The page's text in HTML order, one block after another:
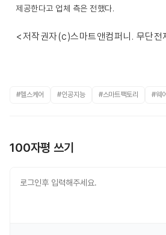
제공한다고 업체 측은 전했다.
<저작권자(c)스마트앤컴퍼니. 무단
#헬스케어 #인공지능 #스마트팩토리 #웨
100자평 쓰기